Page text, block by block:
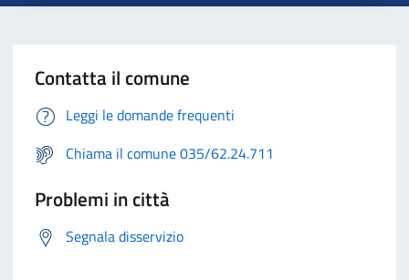
Contatta il comune
Leggi le domande frequenti
Chiama il comune 035/62.24.711
Problemi in città
Segnala disservizio